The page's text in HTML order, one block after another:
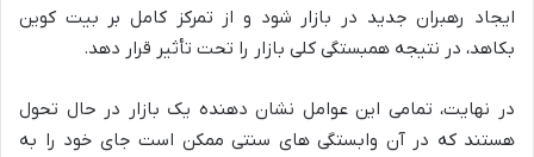
ایجاد رهبران جدید در بازار شود و از تمرکز کامل بر بیت کوین
بکاهد، در نتیجه همبستگی کلی بازار را تحت تأثیر قرار دهد.
در نهایت، تمامی این عوامل نشان دهنده یک بازار در حال تحول
هستند که در آن وابستگی های سنتی ممکن است جای خود را به